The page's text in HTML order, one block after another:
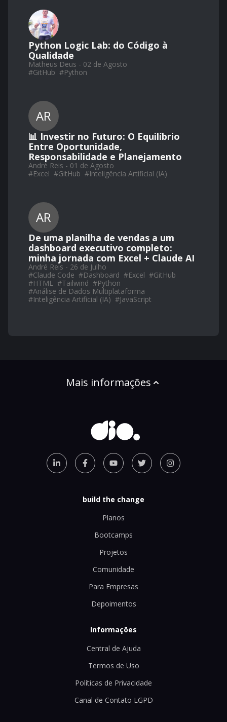
Python Logic Lab: do Código à
Qualidade
Matheus Deus - 02 de Agosto
#GitHub #Python
AR
📊 Investir no Futuro: O Equilíbrio
Entre Oportunidade,
Responsabilidade e Planejamento
André Reis - 01 de Agosto
#Excel #GitHub #Inteligência Artificial (IA)
AR
De uma planilha de vendas a um
dashboard executivo completo:
minha jornada com Excel + Claude AI
André Reis - 26 de Julho
#Claude Code #Dashboard #Excel #GitHub
#HTML #Tailwind #Python
#Análise de Dados Multiplataforma
#Inteligência Artificial (IA) #JavaScript
Mais informações
build the change
Planos
Bootcamps
Projetos
Comunidade
Para Empresas
Depoimentos
Informações
Central de Ajuda
Termos de Uso
Políticas de Privacidade
Canal de Contato LGPD